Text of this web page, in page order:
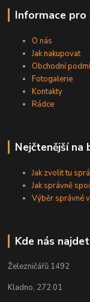
Informace pro
O nás
Jak nakupovat
Obchodní
Fotogalerie
Kontakty
Rádce
Nejčtenější na
Jak zvolit tu
Jak správně
Výběr správné
Kde nás
Železničářů 1492
Kladno, 272 01